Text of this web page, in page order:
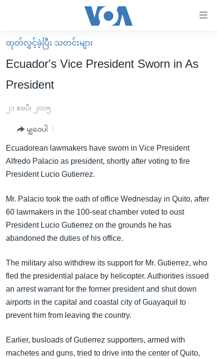
လွယ်ကူ
စေ
သည့်
များ
သို့
ကျော်
နေရာ
သို့
မူလစာမျက်နှာ
မြန်မာ
ကမ္ဘာ့သတင်းများ
နိုင်ငံတကာ
ဗွီဒီယို
ရပ်ဝန်းတခု လမ်းတခု အလွန်
အမေရိကန်သုံးအီဒီယံ
ရုပ်ရှင်ထဲက အင်္ဂလိပ်စာ
သုတပဒေသာ အင်္ဂလိပ်စာ
အပတ်စဉ်ကဏ္ဍများ
တီဗွီ
ရေဒီယို/တီဗွီအစီအစဉ်
Learning English
ဗွီအိုအေ လူမှုကွန်ယက်များ
ဘာသာစကားများ
ထုတ်လွှင့်ခဲ့ပြီး သတင်းများ
Ecuador's Vice President Sworn in As
President
၂၁ ဧၿပီ၊ ၂၀၀၅
မျှဝေပါ
Ecuadorean lawmakers have sworn in Vice President
Alfredo Palacio as president, shortly after voting to fire
President Lucio Gutierrez.
Mr. Palacio took the oath of office Wednesday in Quito, after
60 lawmakers in the 100-seat chamber voted to oust
President Lucio Gutierrez on the grounds he has
abandoned the duties of his office.
The military also withdrew its support for Mr. Gutierrez, who
fled the presidential palace by helicopter. Authorities issued
an arrest warrant for the former president and shut down
airports in the capital and coastal city of Guayaquil to
prevent him from leaving the country.
Earlier, busloads of Gutierrez supporters, armed with
machetes and guns, tried to drive into the center of Quito,